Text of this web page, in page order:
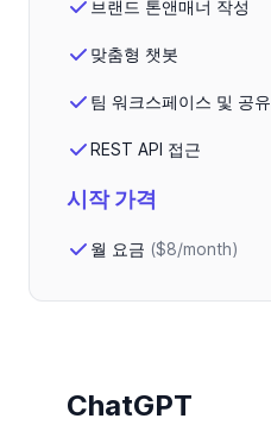
브랜드 톤앤매너 작성
맞춤형 챗봇
팀 워크스페이스 및 공유
REST API 접근
시작 가격
월 요금 ($8/month)
ChatGPT